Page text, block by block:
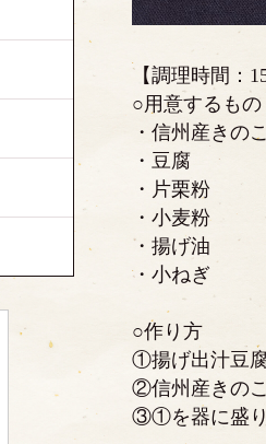
【調理時間：
○用意するもの
・信州産きの
・豆腐
・片栗粉
・小麦粉
・揚げ油
・小ねぎ
○作り方
①揚げ出汁豆
②信州産きの
③①を器に盛り